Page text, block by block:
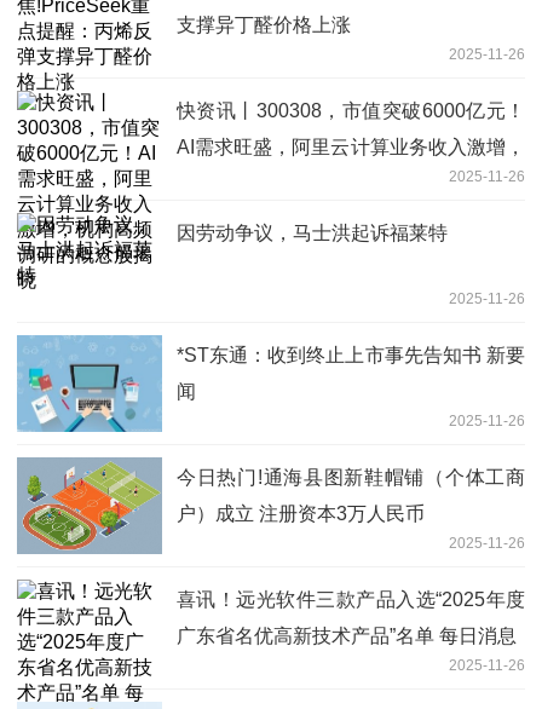
支撑异丁醛价格上涨
2025-11-26
快资讯丨300308，市值突破6000亿元！
AI需求旺盛，阿里云计算业务收入激增，
2025-11-26
因劳动争议，马士洪起诉福莱特
2025-11-26
*ST东通：收到终止上市事先告知书 新要
闻
2025-11-26
今日热门!通海县图新鞋帽铺（个体工商
户）成立 注册资本3万人民币
2025-11-26
喜讯！远光软件三款产品入选“2025年度
广东省名优高新技术产品”名单 每日消息
2025-11-26